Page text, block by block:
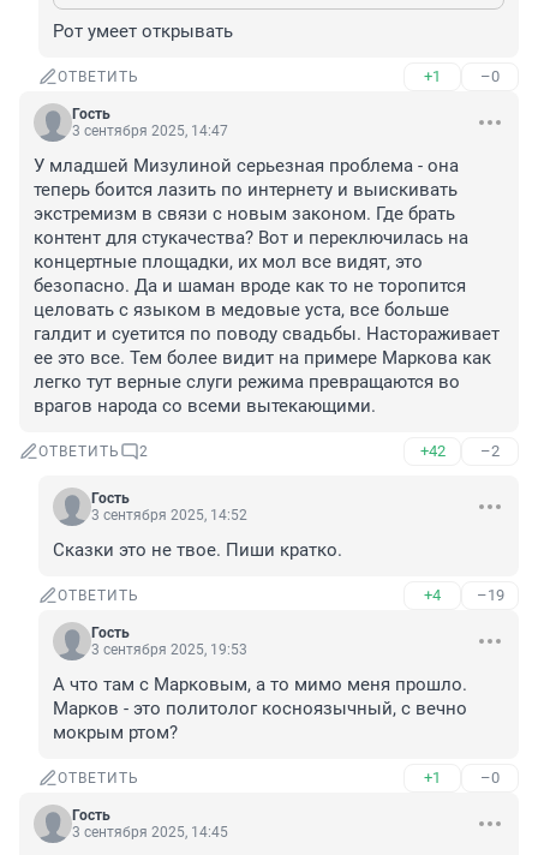
Рот умеет открывать
ОТВЕТИТЬ +1 –0
Гость
3 сентября 2025, 14:47
У младшей Мизулиной серьезная проблема - она
теперь боится лазить по интернету и выискивать
экстремизм в связи с новым законом. Где брать
контент для стукачества? Вот и переключилась на
концертные площадки, их мол все видят, это
безопасно. Да и шаман вроде как то не торопится
целовать с языком в медовые уста, все больше
галдит и суетится по поводу свадьбы. Настораживает
ее это все. Тем более видит на примере Маркова как
легко тут верные слуги режима превращаются во
врагов народа со всеми вытекающими.
ОТВЕТИТЬ 2 +42 –2
Гость
3 сентября 2025, 14:52
Сказки это не твое. Пиши кратко.
ОТВЕТИТЬ +4 –19
Гость
3 сентября 2025, 19:53
А что там с Марковым, а то мимо меня прошло.
Марков - это политолог косноязычный, с вечно
мокрым ртом?
ОТВЕТИТЬ +1 –0
Гость
3 сентября 2025, 14:45